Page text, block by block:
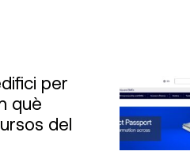
per
què
del